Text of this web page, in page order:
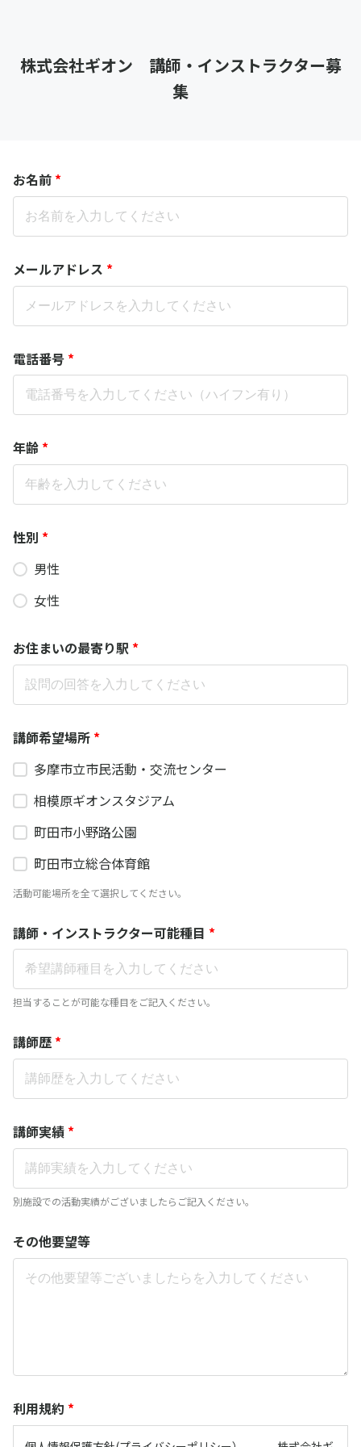
株式会社ギオン 講師・インストラクター募
集
お名前 *
メールアドレス *
電話番号 *
年齢 *
性別 *
男性
女性
お住まいの最寄り駅 *
講師希望場所 *
多摩市立市民活動・交流センター
相模原ギオンスタジアム
町田市小野路公園
町田市立総合体育館
活動可能場所を全て選択してください。
講師・インストラクター可能種目 *
担当することが可能な種目をご記入ください。
講師歴 *
講師実績 *
別施設での活動実績がございましたらご記入ください。
その他要望等
利用規約 *